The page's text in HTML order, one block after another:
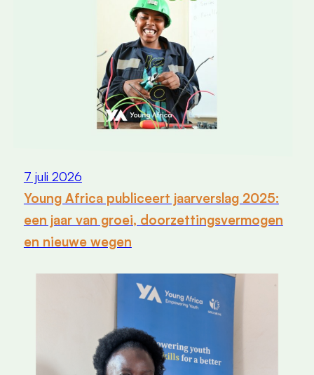
7 juli 2026
Young Africa publiceert jaarverslag 2025:
een jaar van groei, doorzettingsvermogen
en nieuwe wegen